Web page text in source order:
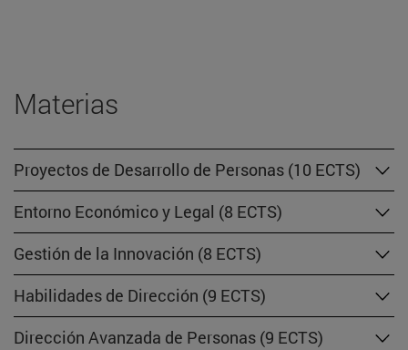
Materias
Proyectos de Desarrollo de Personas (10 ECTS)
Entorno Económico y Legal (8 ECTS)
Gestión de la Innovación (8 ECTS)
Habilidades de Dirección (9 ECTS)
Dirección Avanzada de Personas (9 ECTS)